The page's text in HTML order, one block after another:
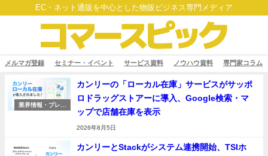
EC・ネット通販を中心とした物販ビジネス専門メディア
メルマガ登録 セミナー・イベント サービス資料 ノウハウ資料 専門家コラム
業界情報・プレス
カンリーの「ローカル在庫」サービスがサッポ
ロドラッグストアーに導入、Google検索・マ
ップで店舗在庫を表示
2026年8月5日
カンリーとStackがシステム連携開始、TSIホ